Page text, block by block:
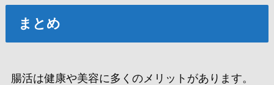
まとめ
腸活は健康や美容に多くのメリットがあります。